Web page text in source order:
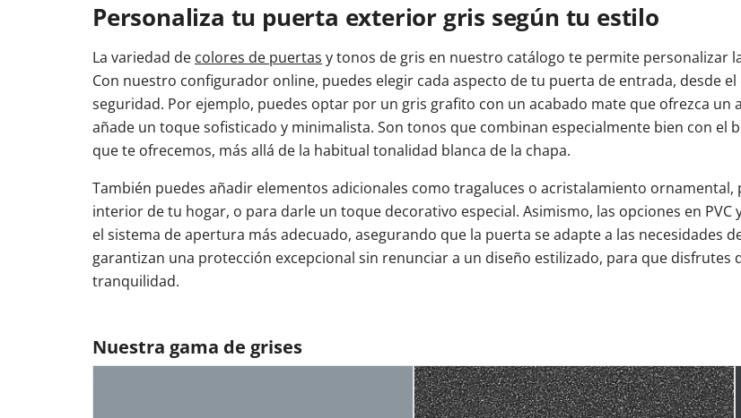
Personaliza tu puerta exterior gris según tu estilo
La variedad de colores de puertas y tonos de gris en nuestro catálogo te permite personalizar
Con nuestro configurador online, puedes elegir cada aspecto de tu puerta de entrada, desde
seguridad. Por ejemplo, puedes optar por un gris grafito con un acabado mate que ofrezca
añade un toque sofisticado y minimalista. Son tonos que combinan especialmente bien con el
que te ofrecemos, más allá de la habitual tonalidad blanca de la chapa.
También puedes añadir elementos adicionales como tragaluces o acristalamiento
interior de tu hogar, o para darle un toque decorativo especial. Asimismo, las opciones en
el sistema de apertura más adecuado, asegurando que la puerta se adapte a las necesidades
garantizan una protección excepcional sin renunciar a un diseño estilizado, para que disfrutes
tranquilidad.
Nuestra gama de grises